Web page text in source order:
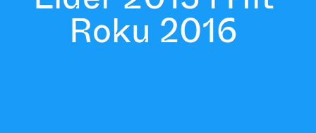
Roku 2016